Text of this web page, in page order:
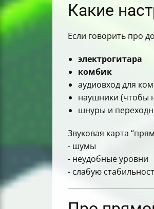
Какие
Если говорить про
электрогитара
комбик
аудиовход для
наушники (чтобы
шнуры и
Звуковая карта
- шумы
- неудобные уровни
- слабую